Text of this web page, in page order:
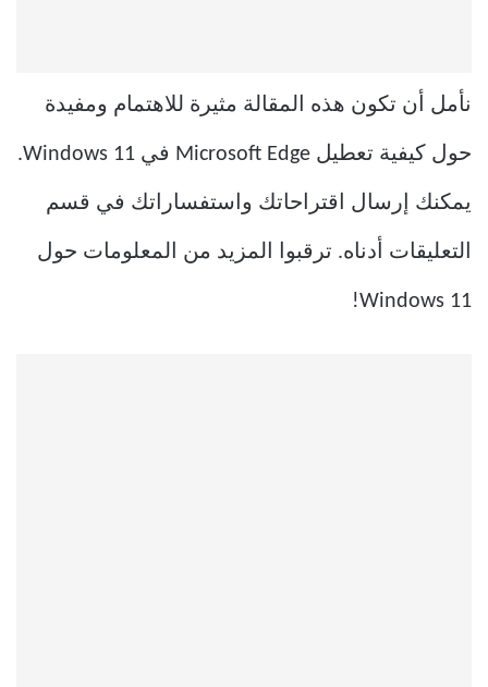
نأمل أن تكون هذه المقالة مثيرة للاهتمام ومفيدة
حول كيفية تعطيل Microsoft Edge في Windows 11.
يمكنك إرسال اقتراحاتك واستفساراتك في قسم
التعليقات أدناه. ترقبوا المزيد من المعلومات حول
Windows 11!